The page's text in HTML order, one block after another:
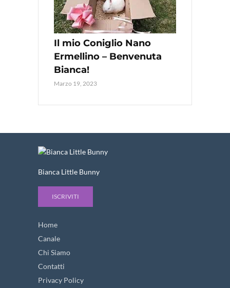
Il mio Coniglio Nano
Ermellino – Benvenuta
Bianca!
Marzo 19, 2023
Bianca Little Bunny
ISCRIVITI
Home
Canale
Chi Siamo
Contatti
Privacy Policy